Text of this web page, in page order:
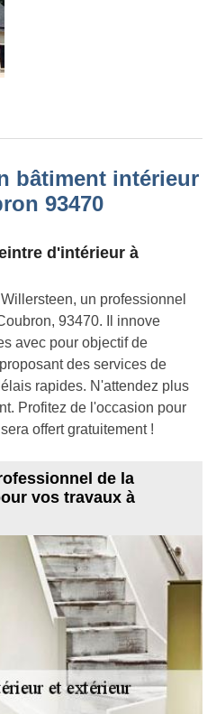
bâtiment intérieur
93470
d'intérieur à
un professionnel
93470. Il innove
avec pour objectif de
des services de
rapides. N'attendez plus
Profitez de l'occasion pour
offert gratuitement !
de la
vos travaux à